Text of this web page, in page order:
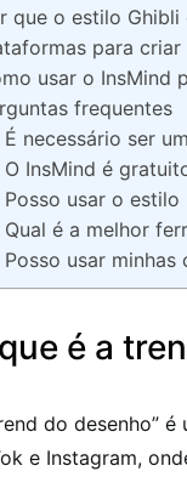
que o estilo
para
usar o InsMind
frequentes
É necessário ser
O InsMind é
Posso usar o
Qual é a melhor
Posso usar
é a
do desenho”
e Instagram,